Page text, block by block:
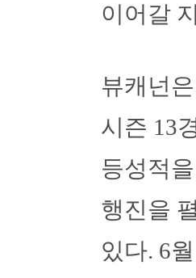
이어갈
뷰캐넌은
시즌 13
등성적
행진을
있다. 6